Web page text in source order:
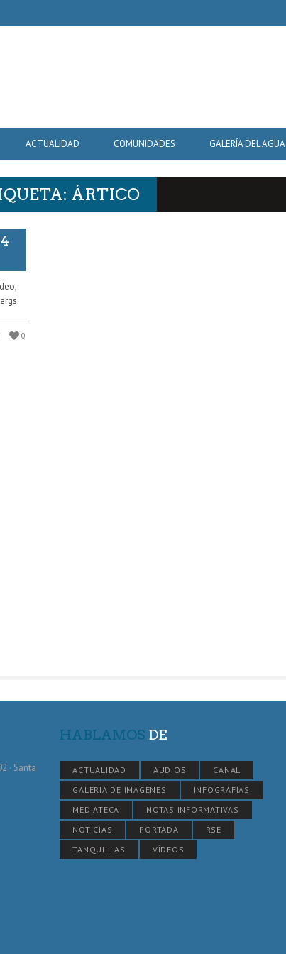
ACTUALIDAD COMUNIDADES GALERÍA DEL AGUA
ÁRTICO
0
· Santa
HABLAMOS DE
ACTUALIDAD AUDIOS
CANAL
GALERÍA DE IMÁGENES
INFOGRAFÍAS
MEDIATECA
NOTAS INFORMATIVAS
NOTICIAS
PORTADA
RSE
TANQUILLAS
VÍDEOS